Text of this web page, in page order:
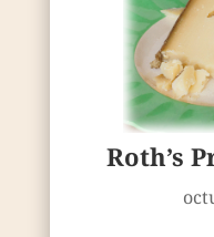
Roth’s